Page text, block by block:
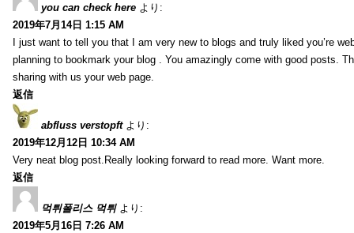
you can check here より:
2019年7月14日 1:15 AM
I just want to tell you that I am very new to blogs and truly liked you’re
planning to bookmark your blog . You amazingly come with good posts.
sharing with us your web page.
返信
abfluss verstopft より:
2019年12月12日 10:34 AM
Very neat blog post.Really looking forward to read more. Want more.
返信
먹튀폴리스 먹튀 より:
2019年5月16日 7:26 AM